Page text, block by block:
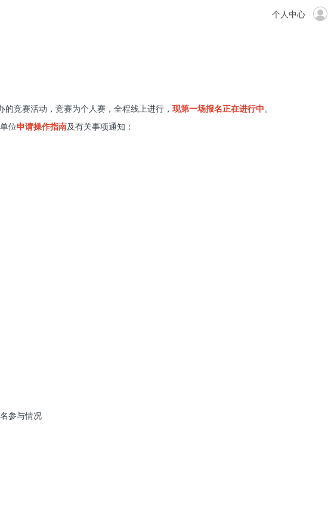
个人中心
的竞赛活动，竞赛为个人赛，全程线上进行， 现第一场报名正在进行中。
位申请操作指南及有关事项通知：
参与情况